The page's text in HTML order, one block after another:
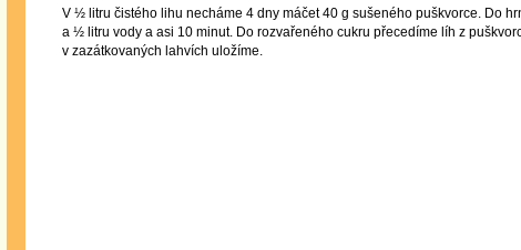
V ½ litru čistého lihu necháme 4 dny máčet 40 g sušeného puškvorce. Do
a ½ litru vody a asi 10 minut. Do rozvařeného cukru přecedíme líh z
v zazátkovaných lahvích uložíme.